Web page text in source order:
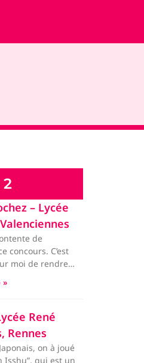
– Lycée
de
concours. C’est
moi de rendre
Hayao dont
»
René
Rennes
on à joué
Isshu”, qui est un